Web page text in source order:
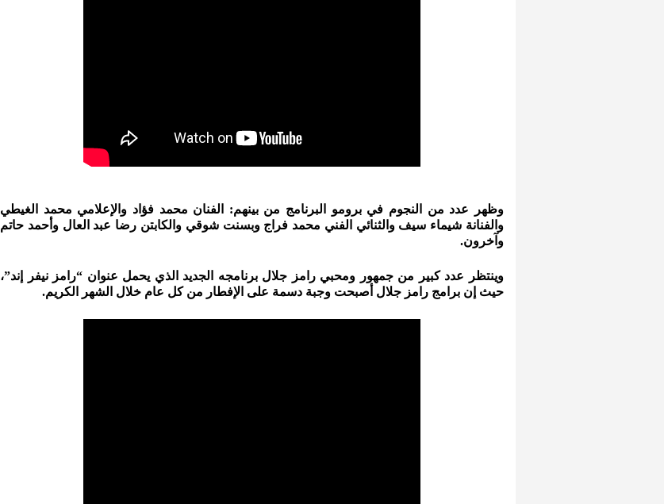
وظهر عدد من النجوم في برومو البرنامج من بينهم: الفنان محمد فؤاد والإعلامي محمد الغيطي
والفنانة شيماء سيف والثنائي الفني محمد فراج وبسنت شوقي والكابتن رضا عبد العال وأحمد حاتم
وآخرون.
وينتظر عدد كبير من جمهور ومحبي رامز جلال برنامجه الجديد الذي يحمل عنوان “رامز نيفر إند”،
حيث إن برامج رامز جلال أصبحت وجبة دسمة على الإفطار من كل عام خلال الشهر الكريم.